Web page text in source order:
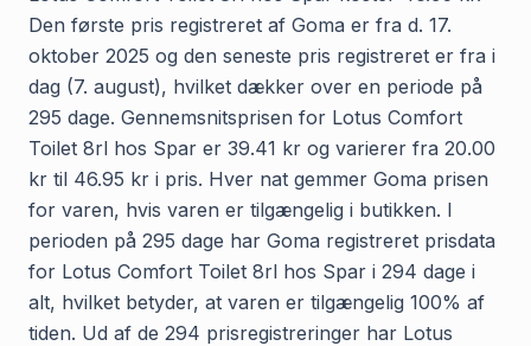
Den første pris registreret af Goma er fra d. 17.
oktober 2025 og den seneste pris registreret er fra i
dag (7. august), hvilket dækker over en periode på
295 dage. Gennemsnitsprisen for Lotus Comfort
Toilet 8rl hos Spar er 39.41 kr og varierer fra 20.00
kr til 46.95 kr i pris. Hver nat gemmer Goma prisen
for varen, hvis varen er tilgængelig i butikken. I
perioden på 295 dage har Goma registreret prisdata
for Lotus Comfort Toilet 8rl hos Spar i 294 dage i
alt, hvilket betyder, at varen er tilgængelig 100% af
tiden. Ud af de 294 prisregistreringer har Lotus